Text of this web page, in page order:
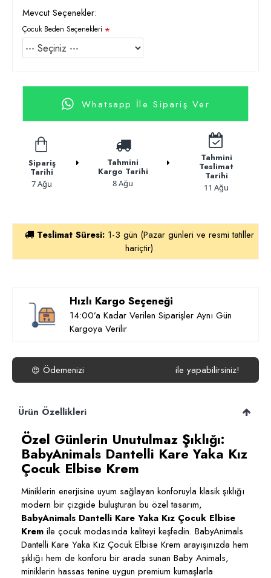
Mevcut Seçenekler:
Çocuk Beden Seçenekleri
Whatsapp İle Sipariş Ver
Sipariş
Tarihi
7 Ağu
Tahmini
Kargo Tarihi
8 Ağu
Tahmini
Teslimat
Tarihi
11 Ağu
Teslimat Süresi: 1-3 gün (Pazar günleri ve resmi tatiller
hariçtir)
Hızlı Kargo Seçeneği
14:00’a Kadar Verilen Siparişler Aynı Gün
Kargoya Verilir
😍 Ödemenizi ile yapabilirsiniz!
Ürün Özellikleri
Özel Günlerin Unutulmaz Şıklığı:
BabyAnimals Dantelli Kare Yaka Kız
Çocuk Elbise Krem
Miniklerin enerjisine uyum sağlayan konforuyla klasik şıklığı
modern bir çizgide buluşturan bu özel tasarım,
BabyAnimals Dantelli Kare Yaka Kız Çocuk Elbise
Krem ile çocuk modasında kaliteyi keşfedin. BabyAnimals
Dantelli Kare Yaka Kız Çocuk Elbise Krem arayışınızda hem
şıklığı hem de konforu bir arada sunan Baby Animals,
miniklerin hassas tenine uygun premium kumaşlarla